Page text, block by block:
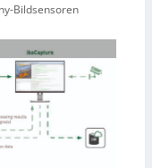
Bildsensoren